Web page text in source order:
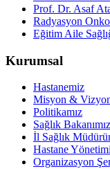
Prof. Dr. Asaf
Radyasyon
Eğitim Aile
Kurumsal
Hastanemiz
Misyon &
Politikamız
Sağlık Bakanımız
İl Sağlık
Hastane
Organizasyon